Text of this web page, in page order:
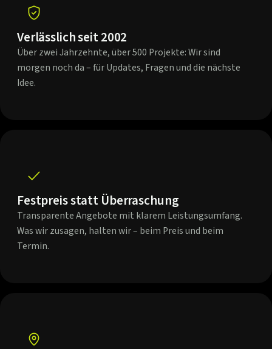
Verlässlich seit 2002
Über zwei Jahrzehnte, über 500 Projekte: Wir sind
morgen noch da – für Updates, Fragen und die nächste
Idee.
Festpreis statt Überraschung
Transparente Angebote mit klarem Leistungsumfang.
Was wir zusagen, halten wir – beim Preis und beim
Termin.